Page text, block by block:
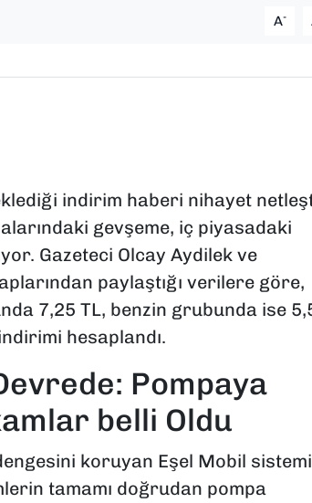
A-
indirim haberi nihayet
gevşeme, iç piyasadaki
Gazeteci Olcay Aydilek ve
paylaştığı verilere göre,
7,25 TL, benzin grubunda ise
hesaplandı.
Pompaya
belli Oldu
koruyan Eşel Mobil sistemi
tamamı doğrudan pompa